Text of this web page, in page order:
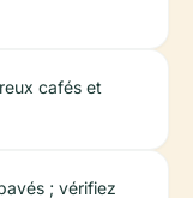
cafés et
; vérifiez